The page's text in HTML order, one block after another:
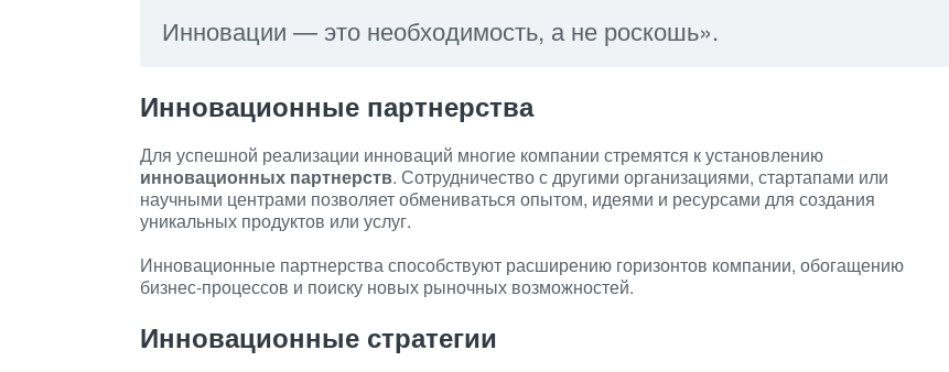
Инновации — это необходимость, а не роскошь».
Инновационные партнерства
Для успешной реализации инноваций многие компании стремятся к установлению
инновационных партнерств. Сотрудничество с другими организациями, стартапами или
научными центрами позволяет обмениваться опытом, идеями и ресурсами для создания
уникальных продуктов или услуг.
Инновационные партнерства способствуют расширению горизонтов компании, обогащению
бизнес-процессов и поиску новых рыночных возможностей.
Инновационные стратегии